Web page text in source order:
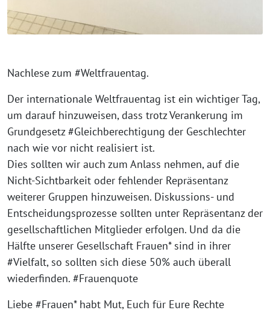
Nachlese zum #Weltfrauentag.
Der internationale Weltfrauentag ist ein wichtiger Tag,
um darauf hinzuweisen, dass trotz Verankerung im
Grundgesetz #Gleichberechtigung der Geschlechter
nach wie vor nicht realisiert ist.
Dies sollten wir auch zum Anlass nehmen, auf die
Nicht-Sichtbarkeit oder fehlender Repräsentanz
weiterer Gruppen hinzuweisen. Diskussions- und
Entscheidungsprozesse sollten unter Repräsentanz der
gesellschaftlichen Mitglieder erfolgen. Und da die
Hälfte unserer Gesellschaft Frauen* sind in ihrer
#Vielfalt, so sollten sich diese 50% auch überall
wiederfinden. #Frauenquote
Liebe #Frauen* habt Mut, Euch für Eure Rechte